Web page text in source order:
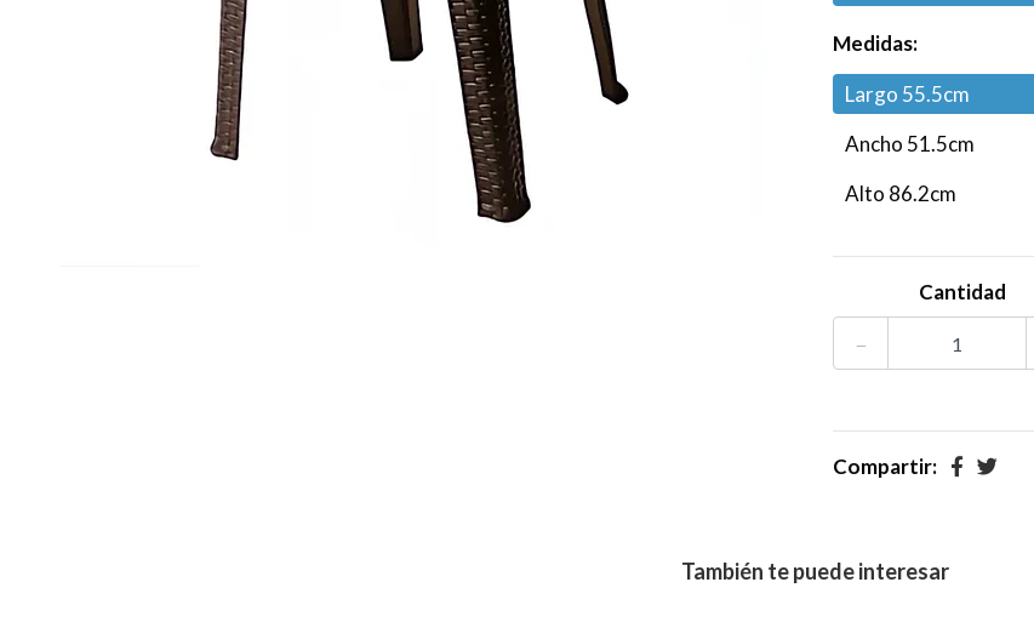
Medidas:
Largo 55.5cm
Ancho 51.5cm
Alto 86.2cm
Cantidad
-
Compartir:
También te puede interesar